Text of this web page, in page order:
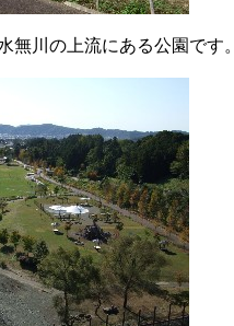
無川の上流にある公園です。